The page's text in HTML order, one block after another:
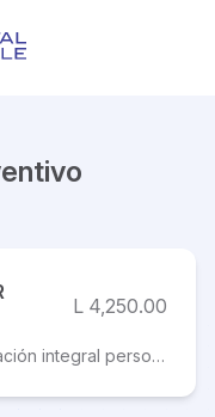
L 4,250.00
El chequeo consiste en una evaluación integral personalizada destinada a detectar los factores de riesgo cardiovascular (como hipertensión, diabetes, colesterol elevado, entre otros) o patologías cardiovasculares asintomáticas, con el propósito de disminuir el riesgo cardiovascular y prevenir el desarrollo de eventos, tales como: infarto al miocardio, infarto o hemorragia cerebral y otros.